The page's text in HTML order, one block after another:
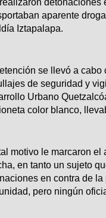
aparente
Iztapalapa.
se llevó a
de seguridad y
Urbano
color blanco,
motivo le marcaron
en tanto un sujeto
en contra de
pero ningún